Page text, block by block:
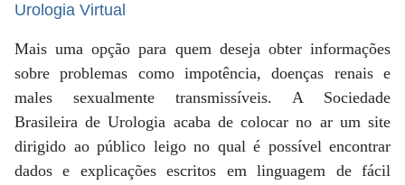
Urologia Virtual
Mais uma opção para quem deseja obter informações
sobre problemas como impotência, doenças renais e
males sexualmente transmissíveis. A Sociedade
Brasileira de Urologia acaba de colocar no ar um site
dirigido ao público leigo no qual é possível encontrar
dados e explicações escritos em linguagem de fácil